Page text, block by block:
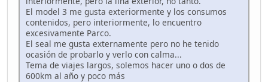
El model 3 me gusta exteriormente y los consumos
contenidos, pero interiormente, lo encuentro
excesivamente Parco.
El seal me gusta externamente pero no he tenido
ocasión de probarlo y verlo con calma...
Tema de viajes largos, solemos hacer uno o dos de
600km al año y poco más